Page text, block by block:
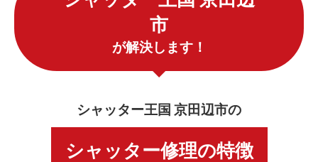
市
が解決します！
シャッター王国 京田辺市の
シャッター修理の特徴